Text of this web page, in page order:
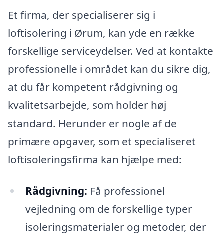
Et firma, der specialiserer sig i
loftisolering i Ørum, kan yde en række
forskellige serviceydelser. Ved at kontakte
professionelle i området kan du sikre dig,
at du får kompetent rådgivning og
kvalitetsarbejde, som holder høj
standard. Herunder er nogle af de
primære opgaver, som et specialiseret
loftisoleringsfirma kan hjælpe med:
Rådgivning: Få professionel
vejledning om de forskellige typer
isoleringsmaterialer og metoder, der